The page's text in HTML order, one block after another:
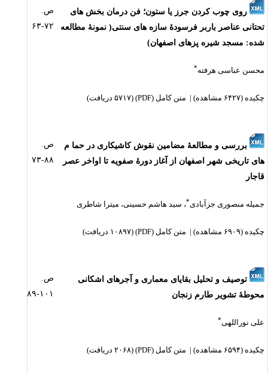
روی چوب کردن جرز یا ستون؛ فن درمان بخش های
تحتانی عناصر باربر فرسودۀ سازه های سنتی( نمونۀ مطالعه
شده: مسجد شیره پزهای اصفهان)
ص.
۷۲-۶۳
محسن عباسی هرفته*
چکیده (۶۴۲۷ مشاهده) | متن کامل (PDF) (۵۷۱۷ دریافت)
بررسی و مطالعۀ مضامین نقوش کاشیکاری در حما م
های تاریخی شهر اصفهان از آغاز دورۀ صفویه تا اواخر عصر
قاجار
ص.
۸۸-۷۳
جمیله منصوری جزآبادی*، سید هاشم حسینی، میترا شاطری
چکیده (۶۹۰۹ مشاهده) | متن کامل (PDF) (۱۰۸۹۷ دریافت)
توصیف و تحلیل بقایای معماری و آجرهای اشکانی
محوطۀ تشویر طارم زنجان
ص.
۱۰۱-۸۹
علی نوراللهی*
چکیده (۶۵۹۴ مشاهده) | متن کامل (PDF) (۲۰۶۸ دریافت)